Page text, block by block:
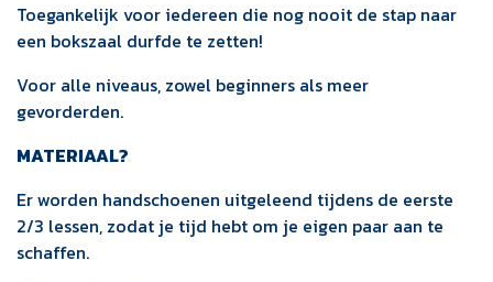
Toegankelijk voor iedereen die nog nooit de stap naar
een bokszaal durfde te zetten!
Voor alle niveaus, zowel beginners als meer
gevorderden.
MATERIAAL?
Er worden handschoenen uitgeleend tijdens de eerste
2/3 lessen, zodat je tijd hebt om je eigen paar aan te
schaffen.